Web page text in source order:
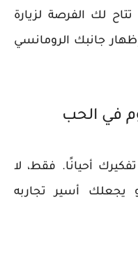
لك الفرصة لزيارة
جانبك الرومانسي
في الحب
أحيانًا. فقط، لا
أسير تجاربه